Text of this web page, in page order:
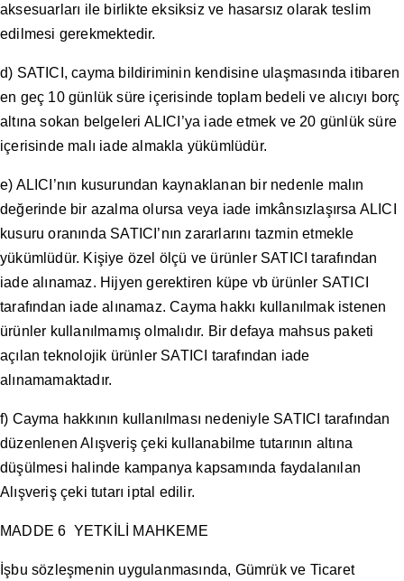
aksesuarları ile birlikte eksiksiz ve hasarsız olarak teslim
edilmesi gerekmektedir.
d) SATICI, cayma bildiriminin kendisine ulaşmasında itibaren
en geç 10 günlük süre içerisinde toplam bedeli ve alıcıyı borç
altına sokan belgeleri ALICI’ya iade etmek ve 20 günlük süre
içerisinde malı iade almakla yükümlüdür.
e) ALICI’nın kusurundan kaynaklanan bir nedenle malın
değerinde bir azalma olursa veya iade imkânsızlaşırsa ALICI
kusuru oranında SATICI’nın zararlarını tazmin etmekle
yükümlüdür. Kişiye özel ölçü ve ürünler SATICI tarafından
iade alınamaz. Hijyen gerektiren küpe vb ürünler SATICI
tarafından iade alınamaz. Cayma hakkı kullanılmak istenen
ürünler kullanılmamış olmalıdır. Bir defaya mahsus paketi
açılan teknolojik ürünler SATICI tarafından iade
alınamamaktadır.
f) Cayma hakkının kullanılması nedeniyle SATICI tarafından
düzenlenen Alışveriş çeki kullanabilme tutarının altına
düşülmesi halinde kampanya kapsamında faydalanılan
Alışveriş çeki tutarı iptal edilir.
MADDE 6 YETKİLİ MAHKEME
İşbu sözleşmenin uygulanmasında, Gümrük ve Ticaret